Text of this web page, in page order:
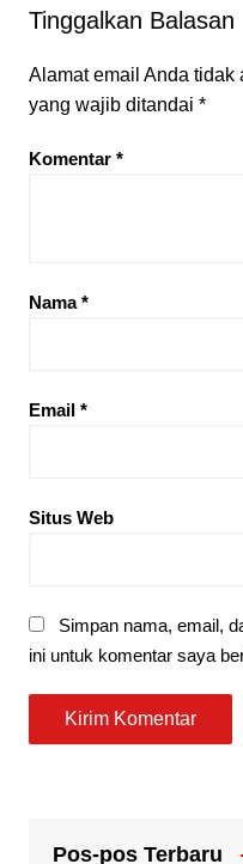
Tinggalkan Balasan
Alamat email Anda tidak
yang wajib ditandai *
Komentar *
Nama*
Email *
Situs Web
Simpan nama, email,
ini untuk komentar saya
Pos-pos Terbaru